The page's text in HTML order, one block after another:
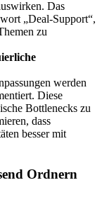
Das
„Deal-Support“,
zu
werden
Diese
Bottlenecks zu
dass
besser mit
Ordnern